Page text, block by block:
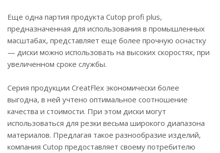
Еще одна партия продукта Cutop profi plus,
предназначенная для использования в промышленных
масштабах, представляет еще более прочную оснастку
— диски можно использовать на высоких скоростях, при
увеличенном сроке службы.
Серия продукции CreatFlex экономически более
выгодна, в ней учтено оптимальное соотношение
качества и стоимости. При этом диски могут
использоваться для резки весьма широкого диапазона
материалов. Предлагая такое разнообразие изделий,
компания Cutop предоставляет своему потребителю